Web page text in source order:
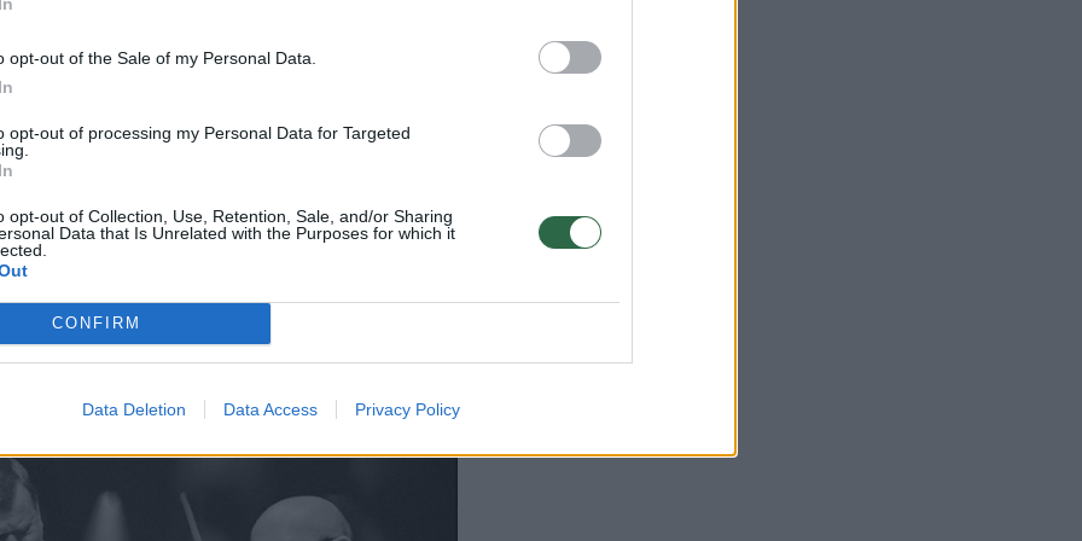
opt-out of the Sale of my Personal Data.
opt-out of processing my Personal Data for Targeted
opt-out of Collection, Use, Retention, Sale, and/or Sharing
Data that Is Unrelated with the Purposes for which it
CONFIRM
Data Deletion Data Access Privacy Policy
senų laikų festivalių panorama, kai
groti įvairiais stiliais – nuo
festivalių geografija tais laikais
Elektrėnų ar Birštono iki Vilniaus
salės būdavo sausakimšos.
puikuojasi žinomais
su džiaugsmu dalyvauja šiose
laukiu susitikimo su senais ištikimais
Vyšniausku ir būgnininku Arkadijumi